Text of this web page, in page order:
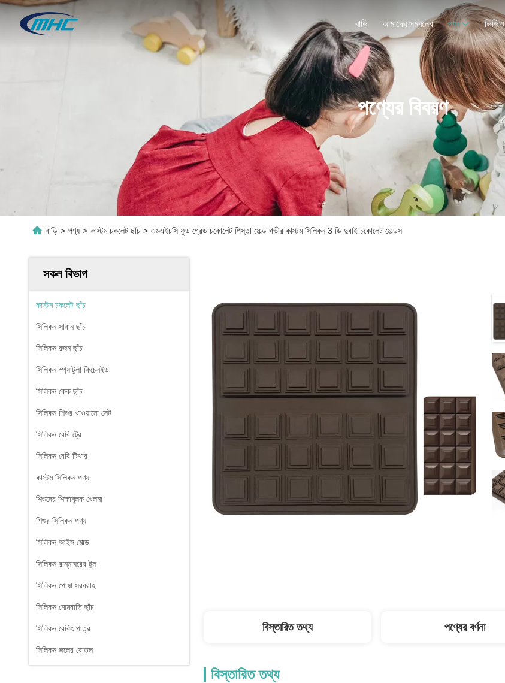
বাড়ি আমাদের সম্বন্ধে পণ্য ভিডিও
পণ্যের বিবরণ
বাড়ি > পণ্য > কাস্টম চকলেট ছাঁচ > এমএইচসি ফুড গ্রেড চকোলেট পিস্তা মোল্ড গভীর কাস্টম সিলিকন 3 ডি দুবাই চকোলেট মোল্ডস
সকল বিভাগ
কাস্টম চকলেট ছাঁচ
সিলিকন সাবান ছাঁচ
সিলিকন রজন ছাঁচ
সিলিকন স্প্যাটুলা কিচেনইড
সিলিকন কেক ছাঁচ
সিলিকন শিশুর খাওয়ানো সেট
সিলিকন বেবি ট্রে
সিলিকন বেবি টিথার
কাস্টম সিলিকন পণ্য
শিশুদের শিক্ষামূলক খেলনা
শিশুর সিলিকন পণ্য
সিলিকন আইস মোল্ড
সিলিকন রান্নাঘরের টুল
সিলিকন পোষা সরবরাহ
সিলিকন মোমবাতি ছাঁচ
সিলিকন বেকিং পাত্র
সিলিকন জলের বোতল
বিস্তারিত তথ্য পণ্যের বর্ণনা
বিস্তারিত তথ্য